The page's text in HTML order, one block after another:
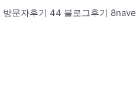
방문자후기 44 블로그후기